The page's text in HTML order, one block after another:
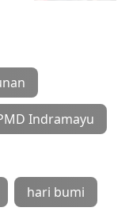
Indramayu
hari bumi